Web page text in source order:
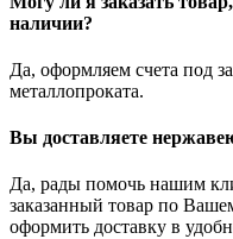
наличии?
Да, оформляем счета под
металлопроката.
Вы доставляете
Да, рады помочь нашим
заказанный товар по
оформить доставку в